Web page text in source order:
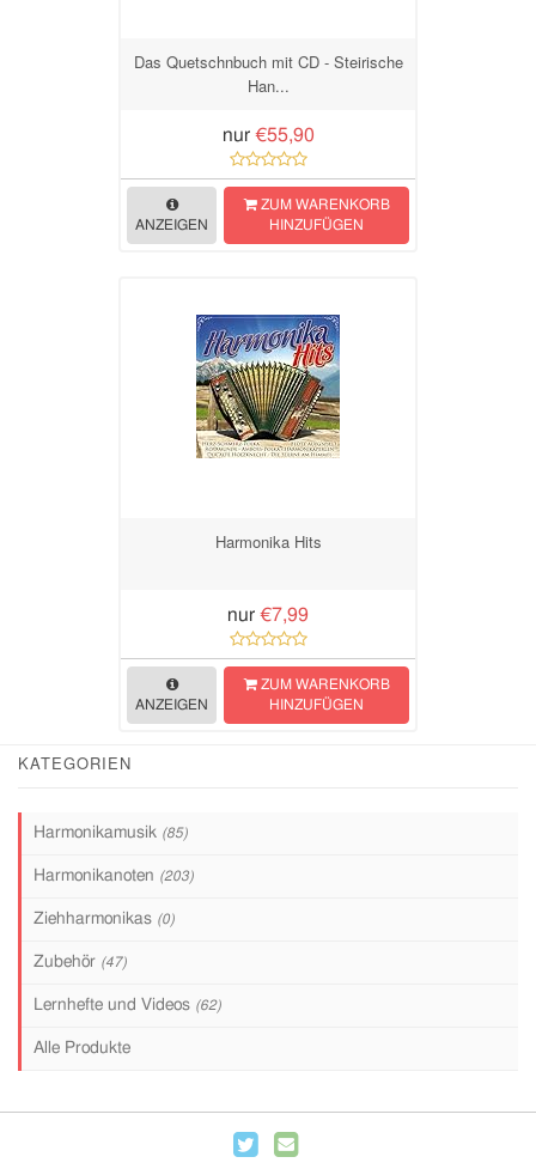
Das Quetschnbuch mit CD - Steirische
Han...
nur €55,90
ANZEIGEN
ZUM WARENKORB
HINZUFÜGEN
Harmonika Hits
nur €7,99
ANZEIGEN
ZUM WARENKORB
HINZUFÜGEN
KATEGORIEN
Harmonikamusik (85)
Harmonikanoten (203)
Ziehharmonikas (0)
Zubehör (47)
Lernhefte und Videos (62)
Alle Produkte